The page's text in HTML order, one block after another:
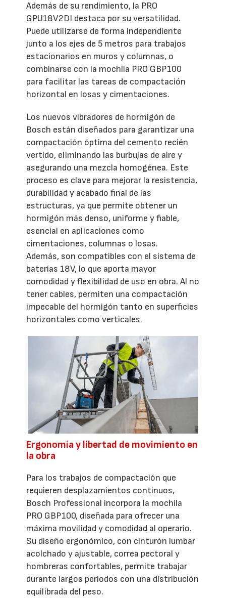
Además de su rendimiento, la PRO
GPU18V2DI destaca por su versatilidad.
Puede utilizarse de forma independiente
junto a los ejes de 5 metros para trabajos
estacionarios en muros y columnas, o
combinarse con la mochila PRO GBP100
para facilitar las tareas de compactación
horizontal en losas y cimentaciones.
Los nuevos vibradores de hormigón de
Bosch están diseñados para garantizar una
compactación óptima del cemento recién
vertido, eliminando las burbujas de aire y
asegurando una mezcla homogénea. Este
proceso es clave para mejorar la resistencia,
durabilidad y acabado final de las
estructuras, ya que permite obtener un
hormigón más denso, uniforme y fiable,
esencial en aplicaciones como
cimentaciones, columnas o losas.
Además, son compatibles con el sistema de
baterías 18V, lo que aporta mayor
comodidad y flexibilidad de uso en obra. Al no
tener cables, permiten una compactación
impecable del hormigón tanto en superficies
horizontales como verticales.
Ergonomía y libertad de movimiento en
la obra
Para los trabajos de compactación que
requieren desplazamientos continuos,
Bosch Professional incorpora la mochila
PRO GBP100, diseñada para ofrecer una
máxima movilidad y comodidad al operario.
Su diseño ergonómico, con cinturón lumbar
acolchado y ajustable, correa pectoral y
hombreras confortables, permite trabajar
durante largos periodos con una distribución
equilibrada del peso.